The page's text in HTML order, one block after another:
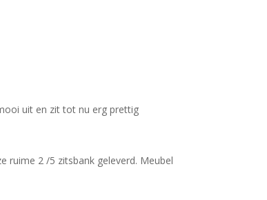
uit en zit tot nu erg prettig
ruime 2 /5 zitsbank geleverd. Meubel